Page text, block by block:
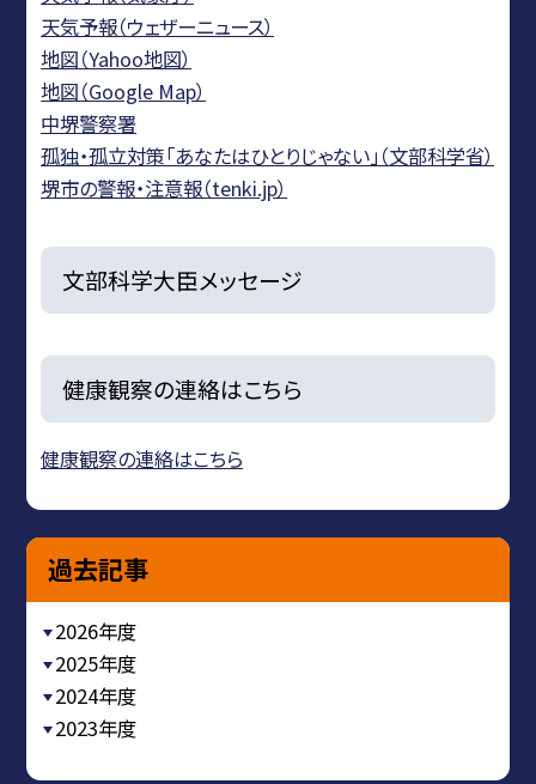
天気予報（ウェザーニュース）
地図（Yahoo地図）
地図（Google Map）
中堺警察署
孤独・孤立対策「あなたはひとりじゃない」（文部科学省）
堺市の警報・注意報（tenki.jp）
文部科学大臣メッセージ
健康観察の連絡はこちら
健康観察の連絡はこちら
過去記事
2026年度
2025年度
2024年度
2023年度